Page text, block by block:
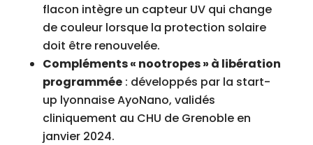
flacon intègre un capteur UV qui change
de couleur lorsque la protection solaire
doit être renouvelée.
Compléments « nootropes » à libération
programmée: développés par la start-
up lyonnaise AyoNano, validés
cliniquement au CHU de Grenoble en
janvier 2024.